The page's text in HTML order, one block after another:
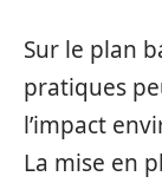
Sur le plan
pratiques
l’impact
La mise en